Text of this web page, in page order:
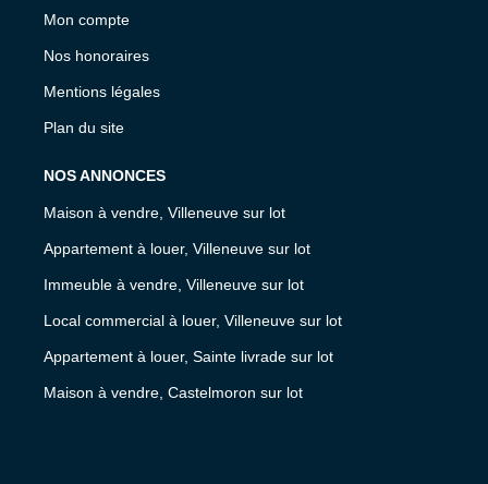
Mon compte
Nos honoraires
Mentions légales
Plan du site
NOS ANNONCES
Maison à vendre, Villeneuve sur lot
Appartement à louer, Villeneuve sur lot
Immeuble à vendre, Villeneuve sur lot
Local commercial à louer, Villeneuve sur lot
Appartement à louer, Sainte livrade sur lot
Maison à vendre, Castelmoron sur lot